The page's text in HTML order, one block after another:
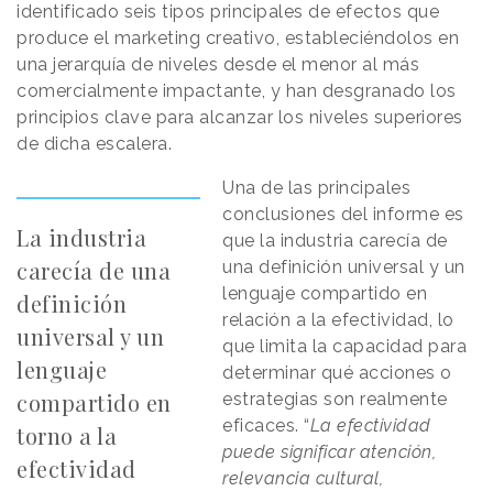
identificado seis tipos principales de efectos que
produce el marketing creativo, estableciéndolos en
una jerarquía de niveles desde el menor al más
comercialmente impactante, y han desgranado los
principios clave para alcanzar los niveles superiores
de dicha escalera.
La industria
carecía de una
definición
universal y un
lenguaje
compartido en
torno a la
efectividad
Una de las principales
conclusiones del informe es
que la industria carecía de
una definición universal y un
lenguaje compartido en
relación a la efectividad, lo
que limita la capacidad para
determinar qué acciones o
estrategias son realmente
eficaces. “La efectividad
puede significar atención,
relevancia cultural,